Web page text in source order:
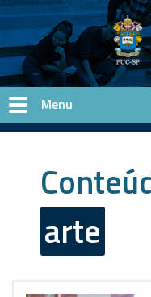
Pular para o conteúdo
arte